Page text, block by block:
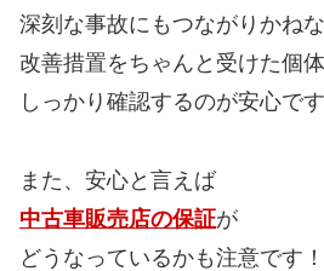
深刻な事故にもつながりかね
改善措置をちゃんと受けた個
しっかり確認するのが安心です
また、安心と言えば
中古車販売店の保証が
どうなっているかも注意です！